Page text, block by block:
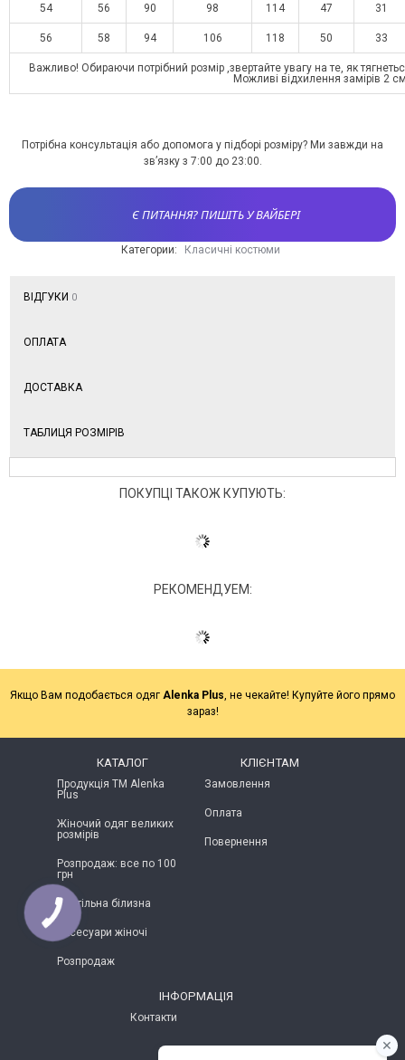
54 56 90 98 114 47 31
56 58 94 106 118 50 33
Важливо! Обираючи потрібний розмір ,звертайте увагу на те, як
Можливі відхилення замірів 2
Потрібна консультація або допомога у підборі розміру? Ми завжди на
зв’язку з 7:00 до 23:00.
Є ПИТАННЯ? ПИШІТЬ У ВАЙБЕРІ
Категории: Класичні костюми
ВІДГУКИ 0
ОПЛАТА
ДОСТАВКА
ТАБЛИЦЯ РОЗМІРІВ
ПОКУПЦІ ТАКОЖ КУПУЮТЬ:
РЕКОМЕНДУЕМ:
Якщо Вам подобається одяг Alenka Plus , не чекайте! Купуйте його прямо
зараз!
КАТАЛОГ
Продукція ТМ Alenka
Plus
Жіночий одяг великих
розмірів
Розпродаж: все по 100
грн
Постільна білизна
Аксесуари жіночі
Розпродаж
КЛІЄНТАМ
Замовлення
Оплата
Повернення
ІНФОРМАЦІЯ
Контакти